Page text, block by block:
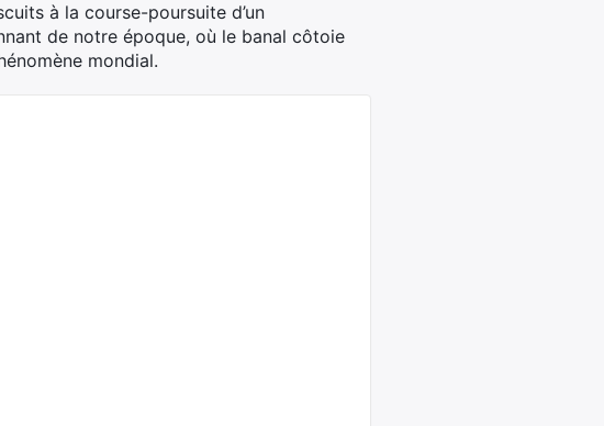
à la course-poursuite d’un
de notre époque, où le banal côtoie
mondial.